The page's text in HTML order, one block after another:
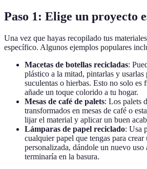
Paso 1: Elige un proyecto
Una vez que hayas recopilado tus
específico. Algunos ejemplos populares
Macetas de botellas recicladas:
plástico a la mitad, pintarlas y usarlas
suculentas o hierbas. Esto no solo es
añade un toque colorido a tu hogar.
Mesas de café de palets: Los palets
transformados en mesas de café o
lijar el material y aplicar un buen
Lámparas de papel reciclado: Usa
cualquier papel que tengas para crear
personalizada, dándole un nuevo uso
terminaría en la basura.